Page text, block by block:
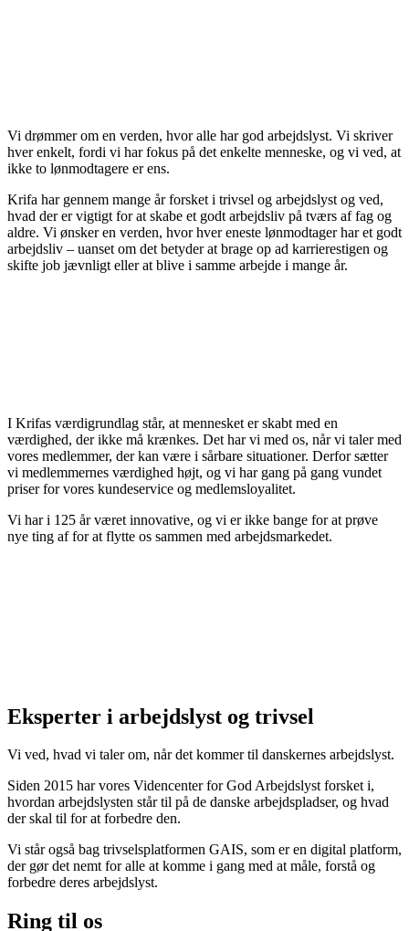
Vi drømmer om en verden, hvor alle har god arbejdslyst. Vi skriver
hver enkelt, fordi vi har fokus på det enkelte menneske, og vi ved, at
ikke to lønmodtagere er ens.
Krifa har gennem mange år forsket i trivsel og arbejdslyst og ved,
hvad der er vigtigt for at skabe et godt arbejdsliv på tværs af fag og
aldre. Vi ønsker en verden, hvor hver eneste lønmodtager har et godt
arbejdsliv – uanset om det betyder at brage op ad karrierestigen og
skifte job jævnligt eller at blive i samme arbejde i mange år.
I Krifas værdigrundlag står, at mennesket er skabt med en
værdighed, der ikke må krænkes. Det har vi med os, når vi taler med
vores medlemmer, der kan være i sårbare situationer. Derfor sætter
vi medlemmernes værdighed højt, og vi har gang på gang vundet
priser for vores kundeservice og medlemsloyalitet.
Vi har i 125 år været innovative, og vi er ikke bange for at prøve
nye ting af for at flytte os sammen med arbejdsmarkedet.
Eksperter i arbejdslyst og trivsel
Vi ved, hvad vi taler om, når det kommer til danskernes arbejdslyst.
Siden 2015 har vores Videncenter for God Arbejdslyst forsket i,
hvordan arbejdslysten står til på de danske arbejdspladser, og hvad
der skal til for at forbedre den.
Vi står også bag trivselsplatformen GAIS, som er en digital platform,
der gør det nemt for alle at komme i gang med at måle, forstå og
forbedre deres arbejdslyst.
Ring til os